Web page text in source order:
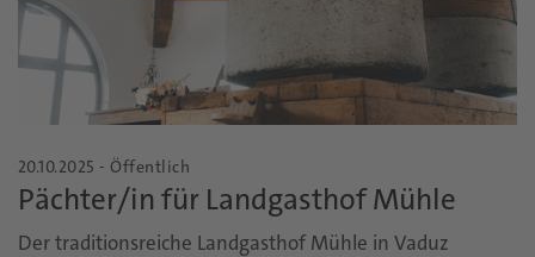
20.10.2025 - Öffentlich
Pächter/in für Landgasthof Mühle
Der traditionsreiche Landgasthof Mühle in Vaduz